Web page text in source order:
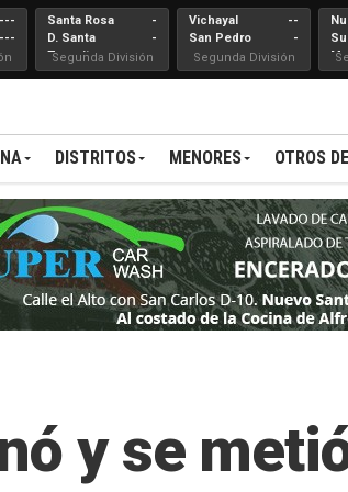
---
---
Santa Rosa
D. Santa
Teresita
-
-
Segunda División
Vichayal
San Pedro
--
-
Segunda División
DISTRITOS MENORES OTROS
y se